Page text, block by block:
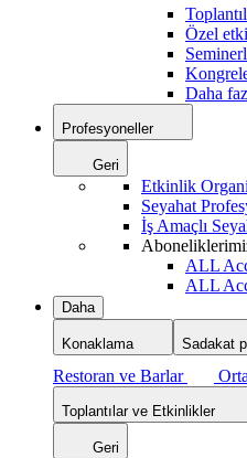
Özel
Daha
Profesyoneller
Geri
Etkinlik
Seyahat
İş Amaçlı
ALL
ALL
Daha
Konaklama Sadakat
Restoran ve Barlar
Toplantılar ve Etkinlikler
Geri